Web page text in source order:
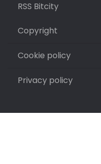
RSS Bitcity
Copyright
Cookie policy
Privacy policy